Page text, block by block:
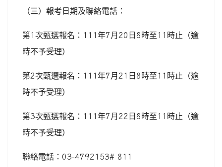
（三）報考日期及聯絡電話：
第1 次甄選報名： 111 年7 月 20 日 8 時至11 時止（逾
時不予受理）
第2次甄選報名： 111 年7 月 21 日 8 時至11 時止（逾
時不予受理）
第3次甄選報名： 111 年7 月 22 日 8 時至11 時止（逾
時不予受理）
聯絡電話： 03-4792153# 811